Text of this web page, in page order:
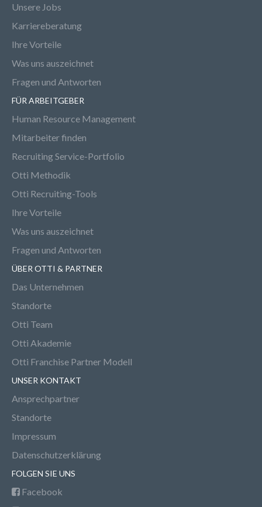
Unsere Jobs
Karriereberatung
Ihre Vorteile
Was uns auszeichnet
Fragen und Antworten
FÜR ARBEITGEBER
Human Resource Management
Mitarbeiter finden
Recruiting Service-Portfolio
Otti Methodik
Otti Recruiting-Tools
Ihre Vorteile
Was uns auszeichnet
Fragen und Antworten
ÜBER OTTI & PARTNER
Das Unternehmen
Standorte
Otti Team
Otti Akademie
Otti Franchise Partner Modell
UNSER KONTAKT
Ansprechpartner
Standorte
Impressum
Datenschutzerklärung
FOLGEN SIE UNS
Facebook